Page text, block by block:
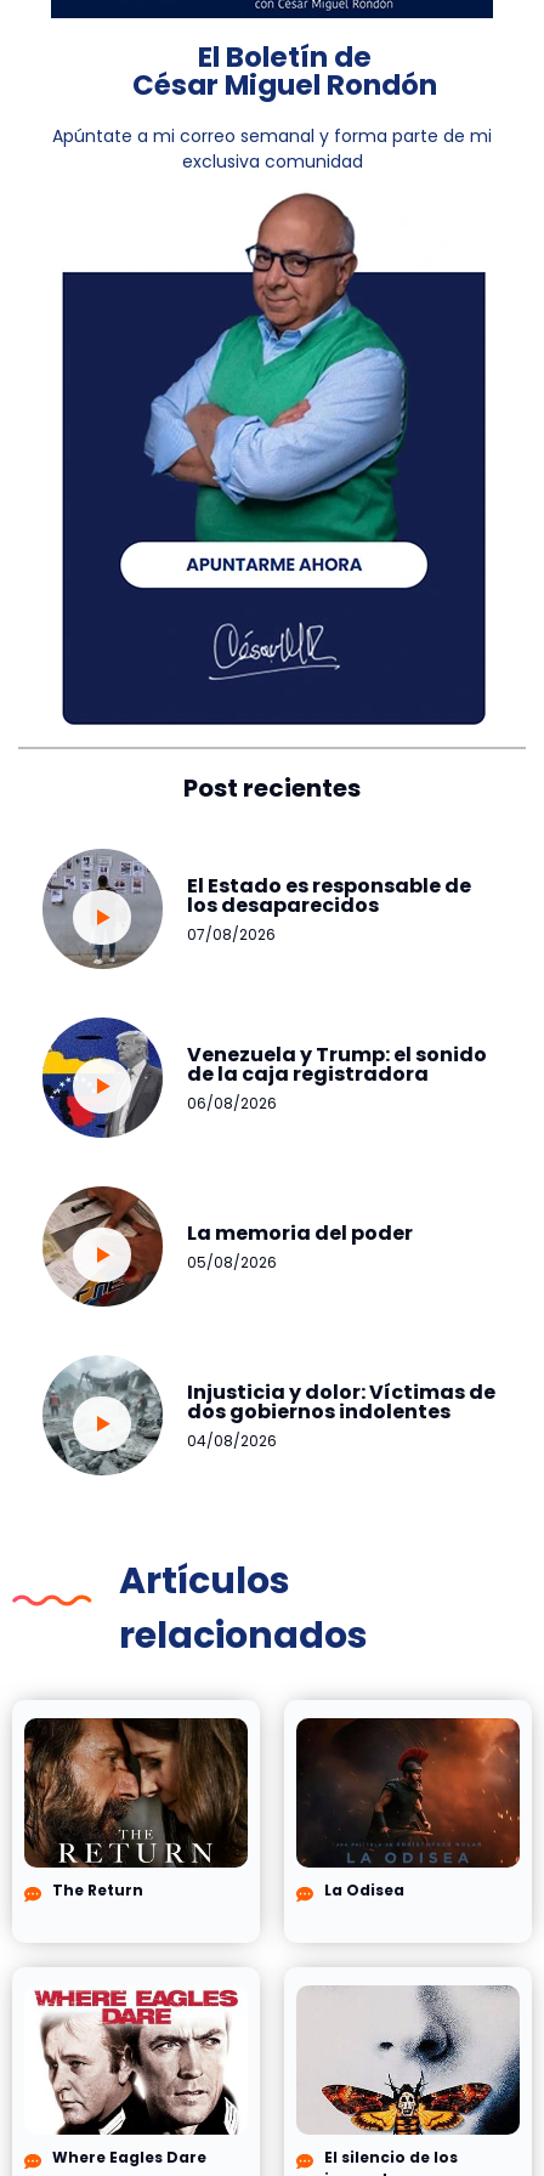
El Boletín de
César Miguel Rondón
Apúntate a mi correo semanal y forma parte de mi
exclusiva comunidad
Post recientes
El Estado es responsable de
los desaparecidos
07/08/2026
Venezuela y Trump: el sonido
de la caja registradora
06/08/2026
La memoria del poder
05/08/2026
Injusticia y dolor: Víctimas de
dos gobiernos indolentes
04/08/2026
Artículos
relacionados
The Return La Odisea
Where Eagles Dare
El silencio de los